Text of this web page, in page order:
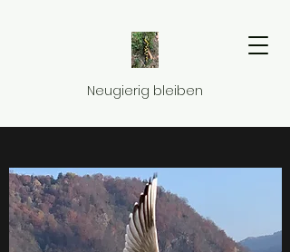
Neugierig bleiben